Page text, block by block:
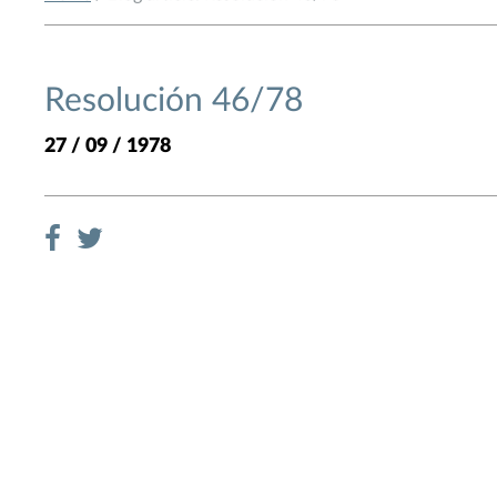
Resolución 46/78
27 / 09 / 1978